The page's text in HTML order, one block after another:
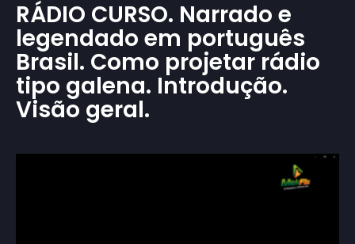
RÁDIO CURSO. Narrado e
legendado em português
Brasil. Como projetar rádio
tipo galena. Introdução.
Visão geral.